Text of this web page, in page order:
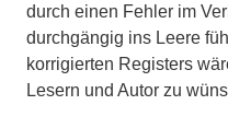
durch einen Fehler im
durchgängig ins Leere
korrigierten Registers
Lesern und Autor zu